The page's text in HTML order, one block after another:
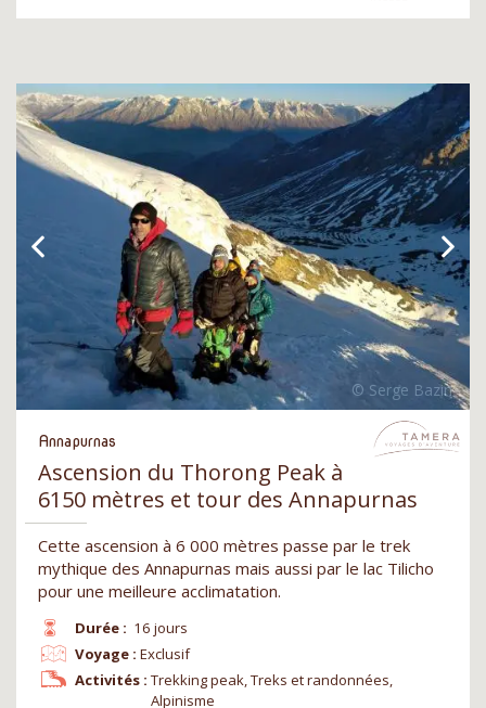
Annapurnas
Ascension du Thorong Peak à
6150 mètres et tour des Annapurnas
Cette ascension à 6 000 mètres passe par le trek
mythique des Annapurnas mais aussi par le lac Tilicho
pour une meilleure acclimatation.
Durée : 16 jours
Voyage : Exclusif
Activités : Trekking peak, Treks et randonnées,
Alpinisme